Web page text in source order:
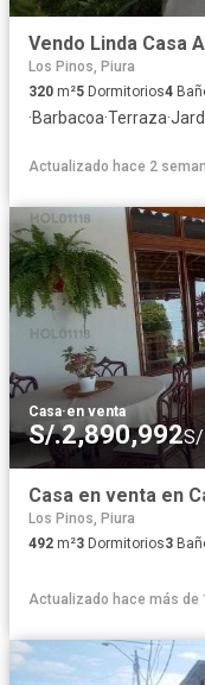
Los Pinos, Piura
320 m²5 Dormitorios4
·Barbacoa·Terraza·
Actualizado hace 2
Casa·en venta
S/.2,890,992
Casa en venta en
Los Pinos, Piura
492 m²3 Dormitorios3
Actualizado hace más de